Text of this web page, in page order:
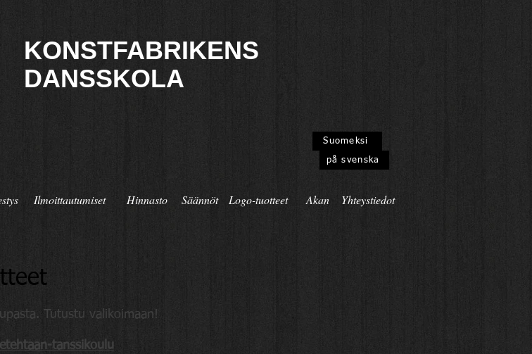
KONSTFABRIKENS
DANSSKOLA
Suomeksi
på svenska
Ilmoittautumiset Hinnasto Säännöt Logo-tuotteet Akan Yhteystiedot
Tutustu valikoimaan!
tanssikoulu